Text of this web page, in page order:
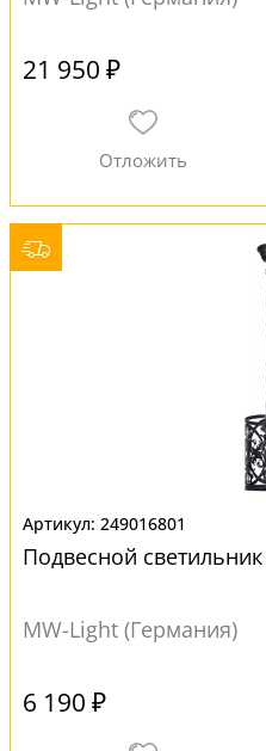
21 950 ₽
249016801
Подвесной
MW-Light (Германия)
6 190 ₽